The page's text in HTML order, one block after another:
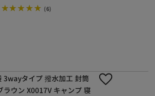
(6)
寝袋 3wayタイプ 撥水加工 封筒型 ブ
ラウン X0017V キャンプ 寝具